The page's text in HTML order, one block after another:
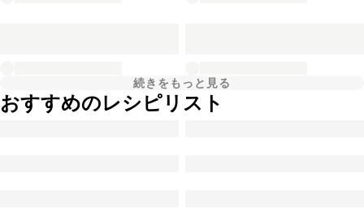
続きをもっと見る
おすすめのレシピリスト